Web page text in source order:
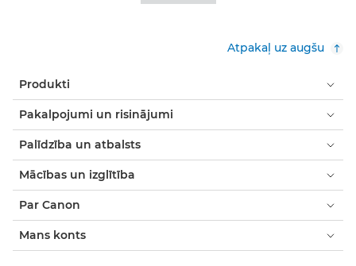
Atpakaļ uz augšu
Produkti
Pakalpojumi un risinājumi
Palīdzība un atbalsts
Mācības un izglītība
Par Canon
Mans konts